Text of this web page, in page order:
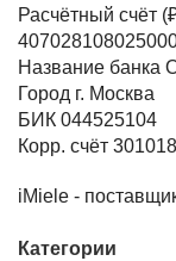
Расчётный счёт
Название банка
Город г. Москва
БИК 044525104
Корр. счёт
iMiele -
Категории